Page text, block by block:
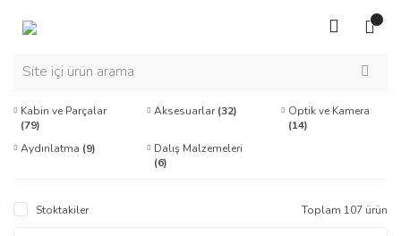
Kabin ve Parçalar
(79)
Aksesuarlar(32)
Optik ve Kamera
(14)
Aydınlatma (9)
Dalış Malzemeleri
(6)
Stoktakiler Toplam 107 ürün